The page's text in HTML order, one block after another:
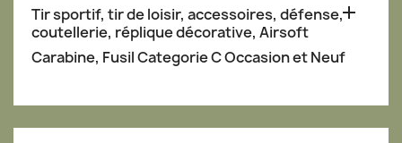
Tir sportif, tir de loisir, accessoires, défense,
coutellerie, réplique décorative, Airsoft

Carabine, Fusil Categorie C Occasion et Neuf